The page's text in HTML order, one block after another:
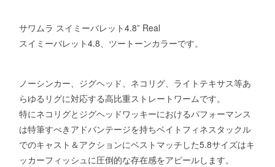
サワムラ スイミーバレット4.8” Real
スイミーバレット4.8、ツートーンカラーです。
ノーシンカー、ジグヘッド、ネコリグ、ライトテキサス等あ
らゆるリグに対応する高比重ストレートワームです。
特にネコリグとジグヘッドワッキーにおけるパフォーマンス
は特筆すべきアドバンテージを持ちベイトフィネスタックル
でのキャスト＆アクションにベストマッチした5.8サイズはキ
ッカーフィッシュに圧倒的な存在感をアピールします。